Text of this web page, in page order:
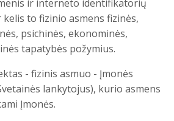
ir interneto identifikatorių
to fizinio asmens fizinės,
psichinės, ekonominės,
tapatybės požymius.
- fizinis asmuo - Įmonės
lankytojus), kurio asmens
Įmonės.